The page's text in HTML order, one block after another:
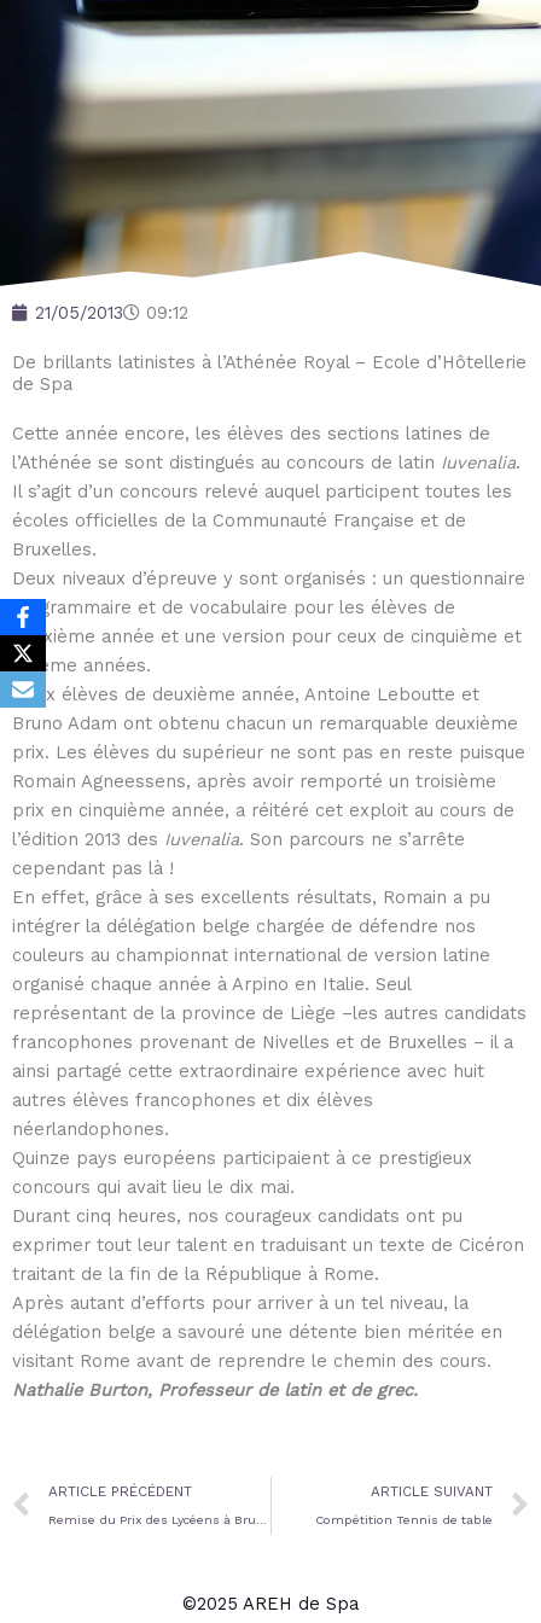
21/05/2013 09:12
De brillants latinistes à l’Athénée Royal – Ecole d’Hôtellerie
de Spa
Cette année encore, les élèves des sections latines de
l’Athénée se sont distingués au concours de latin Iuvenalia.
Il s’agit d’un concours relevé auquel participent toutes les
écoles officielles de la Communauté Française et de
Bruxelles.
Deux niveaux d’épreuve y sont organisés : un questionnaire
de grammaire et de vocabulaire pour les élèves de
deuxième année et une version pour ceux de cinquième et
sixième années.
Deux élèves de deuxième année, Antoine Leboutte et
Bruno Adam ont obtenu chacun un remarquable deuxième
prix. Les élèves du supérieur ne sont pas en reste puisque
Romain Agneessens, après avoir remporté un troisième
prix en cinquième année, a réitéré cet exploit au cours de
l’édition 2013 des Iuvenalia. Son parcours ne s’arrête
cependant pas là !
En effet, grâce à ses excellents résultats, Romain a pu
intégrer la délégation belge chargée de défendre nos
couleurs au championnat international de version latine
organisé chaque année à Arpino en Italie. Seul
représentant de la province de Liège –les autres candidats
francophones provenant de Nivelles et de Bruxelles – il a
ainsi partagé cette extraordinaire expérience avec huit
autres élèves francophones et dix élèves
néerlandophones.
Quinze pays européens participaient à ce prestigieux
concours qui avait lieu le dix mai.
Durant cinq heures, nos courageux candidats ont pu
exprimer tout leur talent en traduisant un texte de Cicéron
traitant de la fin de la République à Rome.
Après autant d’efforts pour arriver à un tel niveau, la
délégation belge a savouré une détente bien méritée en
visitant Rome avant de reprendre le chemin des cours.
Nathalie Burton, Professeur de latin et de grec.
Prev
ARTICLE PRÉCÉDENT ARTICLE SUIVANT
Compétition Tennis de table
©2025 AREH de Spa